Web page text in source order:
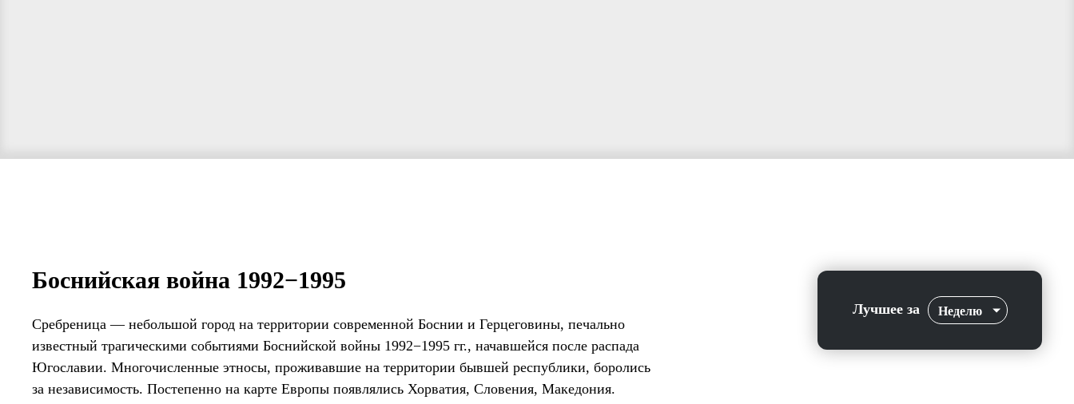
Боснийская война 1992−1995
Сребреница — небольшой город на территории современной Боснии и Герцеговины, печально
известный трагическими событиями Боснийской войны 1992−1995 гг., начавшейся после распада
Югославии. Многочисленные этносы, проживавшие на территории бывшей республики, боролись
за независимость. Постепенно на карте Европы появлялись Хорватия, Словения, Македония.
Лучшее за Неделю